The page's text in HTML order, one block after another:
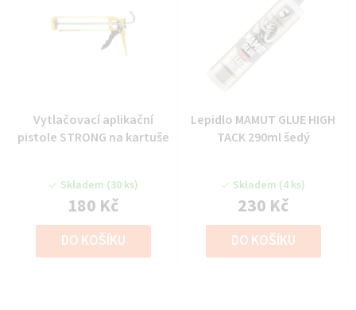
Vytlačovací aplikační
pistole STRONG na kartuše
Skladem (30 ks)
180 Kč
DO KOŠÍKU
Lepidlo MAMUT GLUE HIGH
TACK 290ml šedý
Skladem (4 ks)
230 Kč
DO KOŠÍKU